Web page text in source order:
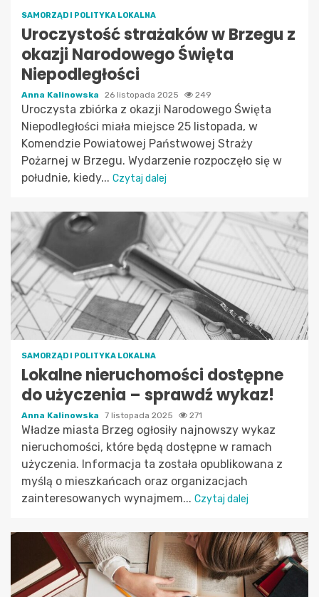
SAMORZĄD I POLITYKA LOKALNA
Uroczystość strażaków w Brzegu z
okazji Narodowego Święta
Niepodległości
Anna Kalinowska 26 listopada 2025 249
Uroczysta zbiórka z okazji Narodowego Święta
Niepodległości miała miejsce 25 listopada, w
Komendzie Powiatowej Państwowej Straży
Pożarnej w Brzegu. Wydarzenie rozpoczęło się w
południe, kiedy... Czytaj dalej
SAMORZĄD I POLITYKA LOKALNA
Lokalne nieruchomości dostępne
do użyczenia – sprawdź wykaz!
Anna Kalinowska 7 listopada 2025 271
Władze miasta Brzeg ogłosiły najnowszy wykaz
nieruchomości, które będą dostępne w ramach
użyczenia. Informacja ta została opublikowana z
myślą o mieszkańcach oraz organizacjach
zainteresowanych wynajmem... Czytaj dalej